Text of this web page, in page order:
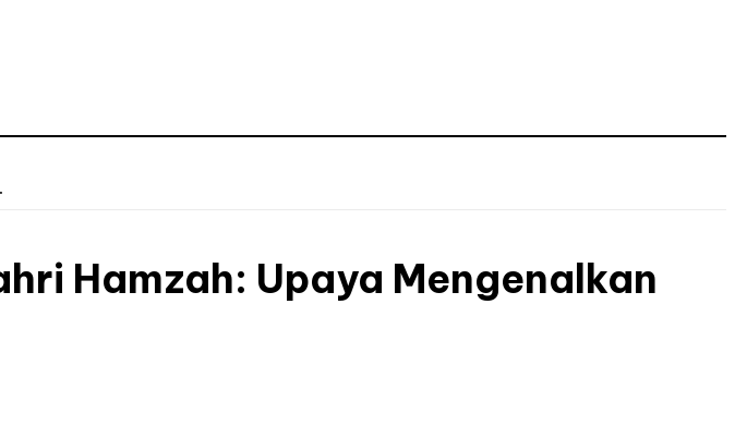
Hamzah: Upaya Mengenalkan